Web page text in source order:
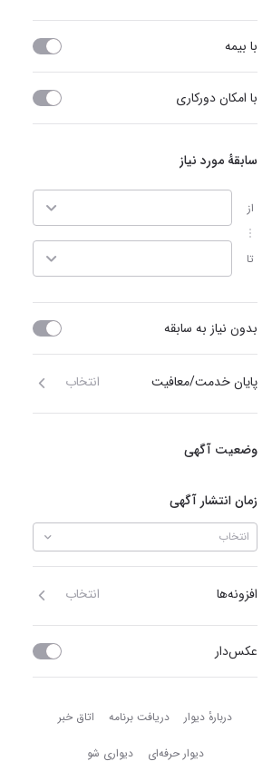
با بیمه
با امکان دورکاری
سابقهٔ مورد نیاز
از
تا
بدون نیاز به سابقه
پایان خدمت/معافیت انتخاب
وضعیت آگهی
زمان انتشار آگهی
انتخاب
افزونه‌ها انتخاب
عکس‌دار
دربارهٔ دیوار دربارهٔ دیوار دریافت برنامه اتاق خبر
دیوار حرفه‌ای دیواری شو